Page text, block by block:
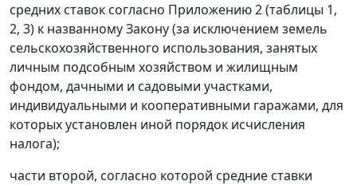
средних ставок согласно Приложению 2(таблицы 1,
2, 3) к названному Закону (за исключением земель
сельскохозяйственного использования, занятых
личным подсобным хозяйством и жилищным
фондом, дачными и садовыми участками,
индивидуальными и кооперативными гаражами, для
которых установлен иной порядок исчисления
налога);
части второй, согласно которой средние ставки